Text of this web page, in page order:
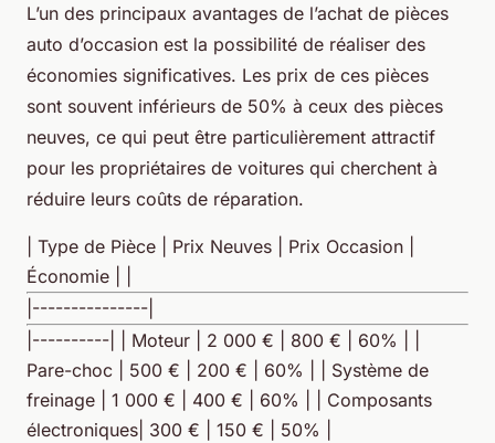
L’un des principaux avantages de l’achat de pièces
auto d’occasion est la possibilité de réaliser des
économies significatives. Les prix de ces pièces
sont souvent inférieurs de 50% à ceux des pièces
neuves, ce qui peut être particulièrement attractif
pour les propriétaires de voitures qui cherchent à
réduire leurs coûts de réparation.
| Type de Pièce | Prix Neuves | Prix Occasion |
Économie | |
|---------------|
|----------| | Moteur | 2 000 € | 800 € | 60% | |
Pare-choc | 500 € | 200 € | 60% | | Système de
freinage | 1 000 € | 400 € | 60% | | Composants
électroniques| 300 € | 150 € | 50% |